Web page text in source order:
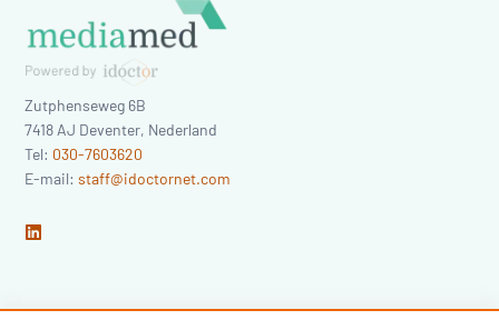
Zutphenseweg 6B
7418 AJ Deventer, Nederland
Tel: 030-7603620
E-mail:staff@idoctornet.com